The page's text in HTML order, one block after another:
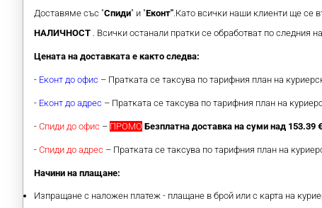
Доставяме със "Спиди" и "Еконт".Като всички наши клиенти ще се
НАЛИЧНОСТ . Всички останали пратки се обработват по следния
Цената на доставката е както следва:
- Еконт до офис – Пратката се таксува по тарифния план на
- Еконт до адрес – Пратката се таксува по тарифния план на
- Спиди до офис – ПРОМО Безплатна доставка на суми над 153.39
- Спиди до адрес – Пратката се таксува по тарифния план на
Начини на плащане:
Изпращане с наложен платеж - плащане в брой или с карта на